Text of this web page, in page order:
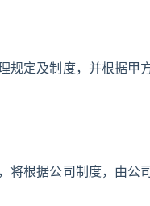
规定及制度，并根据甲
将根据公司制度，由公